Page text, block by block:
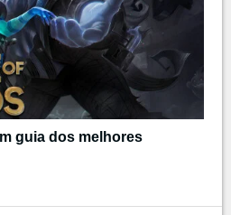
guia dos melhores